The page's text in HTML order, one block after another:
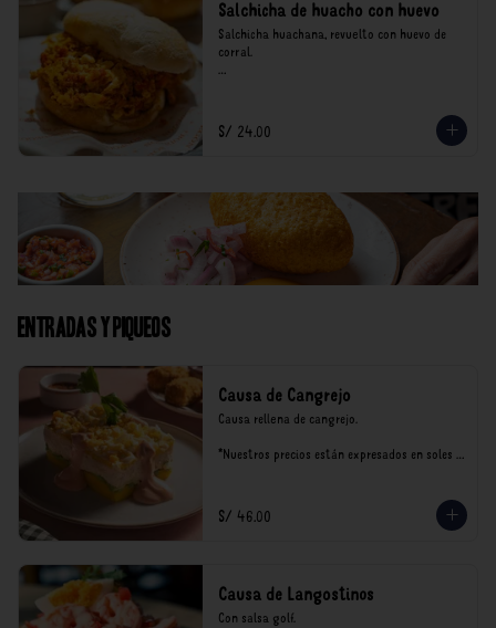
Salchicha de huacho con huevo
Salchicha huachana, revuelto con huevo de
corral.
consumo.
S/ 24.00
Entradas y Piqueos
Causa de Cangrejo
Causa rellena de cangrejo.
*Nuestros precios están expresados en soles e
S/ 46.00
Causa de Langostinos
Con salsa golf.